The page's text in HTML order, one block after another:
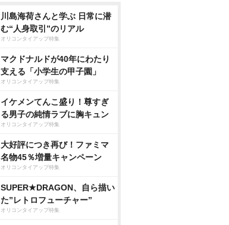
川島海荷さんと学ぶ 日常に潜
む“人身取引”のリアル
オリコンタイアップ特集
マクドナルドが40年にわたり
支える「小学生の甲子園」
オリコンタイアップ特集
イケメンてんこ盛り！尊すぎ
る男子の純情ラブに胸キュン
オリコンタイアップ特集
大好評につき再び！ファミマ
名物45％増量キャンペーン
オリコンタイアップ特集
SUPER★DRAGON、自ら描い
た”レトロフューチャー”
オリコンタイアップ特集